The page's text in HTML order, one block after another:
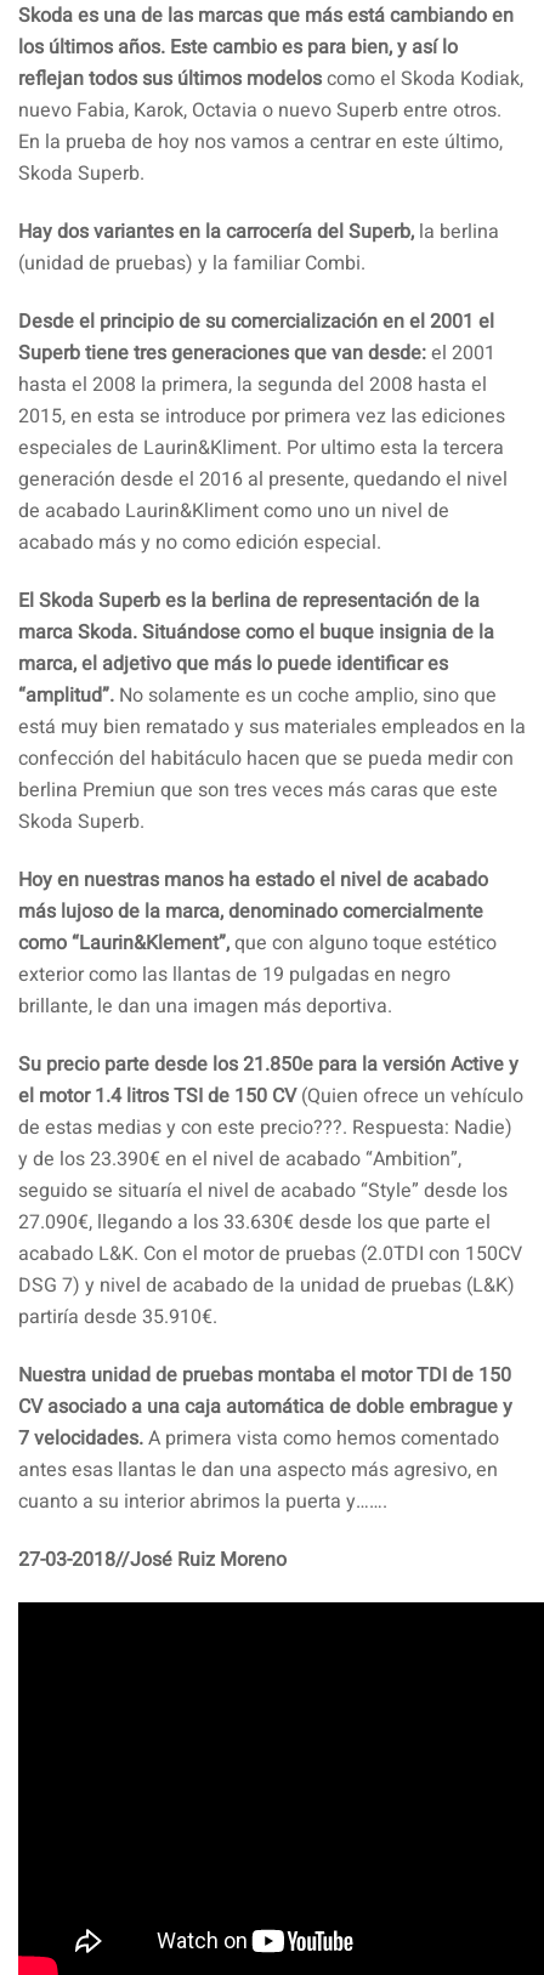
Skoda es una de las marcas que más está cambiando en
los últimos años. Este cambio es para bien, y así lo
reflejan todos sus últimos modeloscomo el Skoda Kodiak,
nuevo Fabia, Karok, Octavia o nuevo Superb entre otros.
En la prueba de hoy nos vamos a centrar en este último,
Skoda Superb.
Hay dos variantes en la carrocería del Superb, la berlina
(unidad de pruebas) y la familiar Combi.
Desde el principio de su comercialización en el 2001 el
Superb tiene tres generaciones que van desde:el 2001
hasta el 2008 la primera, la segunda del 2008 hasta el
2015, en esta se introduce por primera vez las ediciones
especiales de Laurin&Kliment. Por ultimo esta la tercera
generación desde el 2016 al presente, quedando el nivel
de acabado Laurin&Kliment como uno un nivel de
acabado más y no como edición especial.
El Skoda Superb es la berlina de representación de la
marca Skoda. Situándose como el buque insignia de la
marca, el adjetivo que más lo puede identificar es
“amplitud”. No solamente es un coche amplio, sino que
está muy bien rematado y sus materiales empleados en la
confección del habitáculo hacen que se pueda medir con
berlina Premiun que son tres veces más caras que este
Skoda Superb.
Hoy en nuestras manos ha estado el nivel de acabado
más lujoso de la marca, denominado comercialmente
como “Laurin&Klement”,que con alguno toque estético
exterior como las llantas de 19 pulgadas en negro
brillante, le dan una imagen más deportiva.
Su precio parte desde los 21.850e para la versión Active y
el motor 1.4 litros TSI de 150 CV(Quien ofrece un vehículo
de estas medias y con este precio???. Respuesta: Nadie)
y de los 23.390€ en el nivel de acabado “Ambition”,
seguido se situaría el nivel de acabado “Style” desde los
27.090€, llegando a los 33.630€ desde los que parte el
acabado L&K. Con el motor de pruebas (2.0TDI con 150CV
DSG 7) y nivel de acabado de la unidad de pruebas (L&K)
partiría desde 35.910€.
Nuestra unidad de pruebas montaba el motor TDI de 150
CV asociado a una caja automática de doble embrague y
7 velocidades.A primera vista como hemos comentado
antes esas llantas le dan una aspecto más agresivo, en
cuanto a su interior abrimos la puerta y…….
27-03-2018//José Ruiz Moreno